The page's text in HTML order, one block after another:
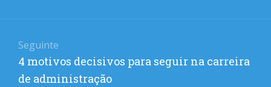
Seguinte
Próximo
post:
4 motivos decisivos para seguir na carreira
de administração